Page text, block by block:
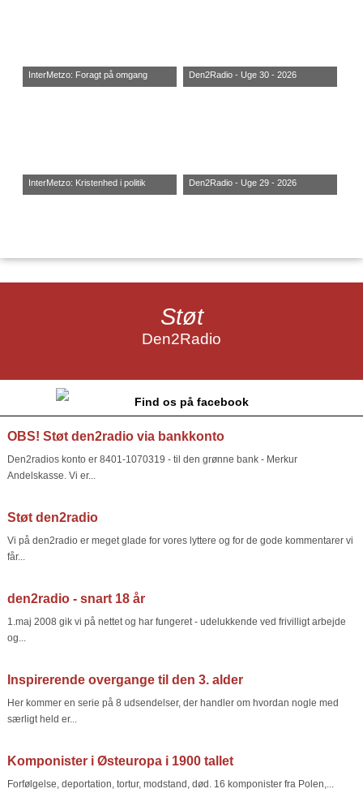
InterMetzo: Foragt på omgang Den2Radio - Uge 30 - 2026
InterMetzo: Kristenhed i politik Den2Radio - Uge 29 - 2026
Støt
Den2Radio
Find os på facebook
OBS! Støt den2radio via bankkonto
Den2radios konto er 8401-1070319 - til den grønne bank - Merkur
Andelskasse. Vi er...
Støt den2radio
Vi på den2radio er meget glade for vores lyttere og for de gode kommentarer vi
får...
den2radio - snart 18 år
1.maj 2008 gik vi på nettet og har fungeret - udelukkende ved frivilligt arbejde
og...
Inspirerende overgange til den 3. alder
Her kommer en serie på 8 udsendelser, der handler om hvordan nogle med
særligt held er...
Komponister i Østeuropa i 1900 tallet
Forfølgelse, deportation, tortur, modstand, død. 16 komponister fra Polen,...